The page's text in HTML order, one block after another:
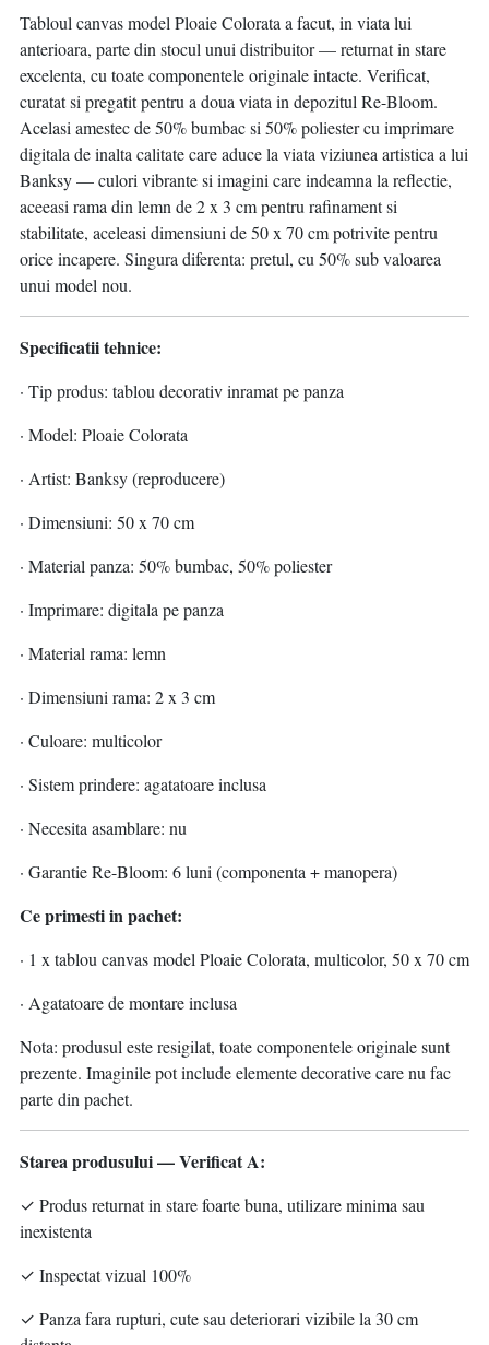
Tabloul canvas model Ploaie Colorata a facut, in viata lui
anterioara, parte din stocul unui distribuitor — returnat in stare
excelenta, cu toate componentele originale intacte. Verificat,
curatat si pregatit pentru a doua viata in depozitul Re-Bloom.
Acelasi amestec de 50% bumbac si 50% poliester cu imprimare
digitala de inalta calitate care aduce la viata viziunea artistica a lui
Banksy — culori vibrante si imagini care indeamna la reflectie,
aceeasi rama din lemn de 2 x 3 cm pentru rafinament si
stabilitate, aceleasi dimensiuni de 50 x 70 cm potrivite pentru
orice incapere. Singura diferenta: pretul, cu 50% sub valoarea
unui model nou.
Specificatii tehnice:
· Tip produs: tablou decorativ inramat pe panza
· Model: Ploaie Colorata
· Artist: Banksy (reproducere)
· Dimensiuni: 50 x 70 cm
· Material panza: 50% bumbac, 50% poliester
· Imprimare: digitala pe panza
· Material rama: lemn
· Dimensiuni rama: 2 x 3 cm
· Culoare: multicolor
· Sistem prindere: agatatoare inclusa
· Necesita asamblare: nu
· Garantie Re-Bloom: 6 luni (componenta + manopera)
Ce primesti in pachet:
· 1 x tablou canvas model Ploaie Colorata, multicolor, 50 x 70 cm
· Agatatoare de montare inclusa
Nota: produsul este resigilat, toate componentele originale sunt
prezente. Imaginile pot include elemente decorative care nu fac
parte din pachet.
Starea produsului — Verificat A:
✓ Produs returnat in stare foarte buna, utilizare minima sau
inexistenta
✓ Inspectat vizual 100%
✓ Panza fara rupturi, cute sau deteriorari vizibile la 30 cm